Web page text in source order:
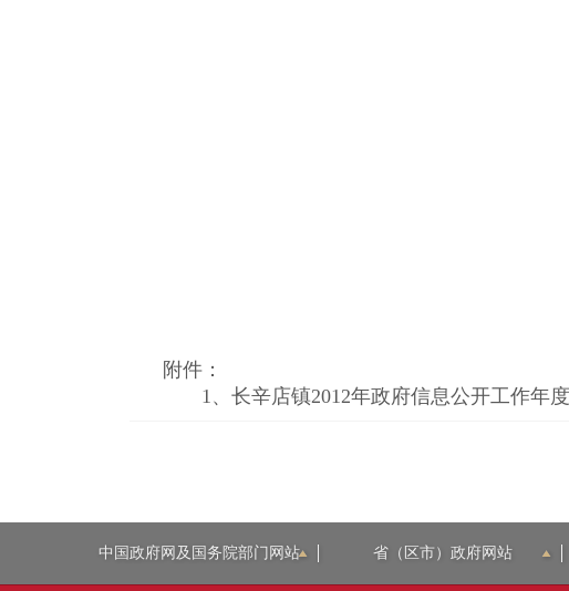
附件：
1、 长辛店镇2012年政府信息公开工作年
中国政府网及国务院部门网站 省（区市）政府网站